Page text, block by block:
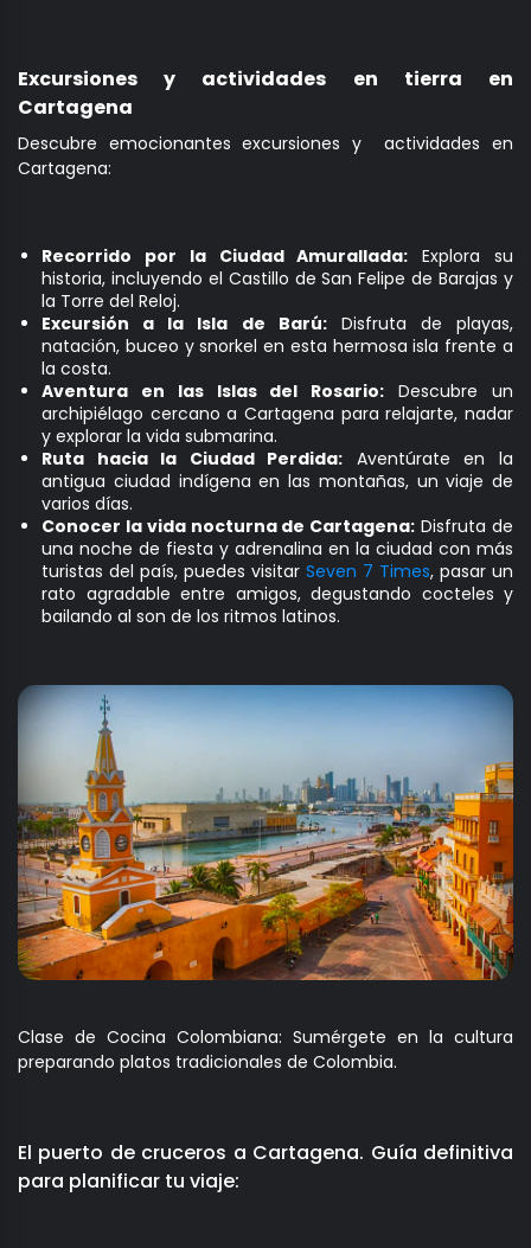
Excursiones y actividades en tierra en
Cartagena
Descubre emocionantes excursiones y actividades en
Cartagena:
Recorrido por la Ciudad Amurallada: Explora su
historia, incluyendo el Castillo de San Felipe de Barajas y
la Torre del Reloj.
Excursión a la Isla de Barú:Disfruta de playas,
natación, buceo y snorkel en esta hermosa isla frente a
la costa.
Aventura en las Islas del Rosario: Descubre un
archipiélago cercano a Cartagena para relajarte, nadar
y explorar la vida submarina.
Ruta hacia la Ciudad Perdida: Aventúrate en la
antigua ciudad indígena en las montañas, un viaje de
varios días.
Conocer la vida nocturna de Cartagena: Disfruta de
una noche de fiesta y adrenalina en la ciudad con más
turistas del país, puedes visitar Seven 7 Times, pasar un
rato agradable entre amigos, degustando cocteles y
bailando al son de los ritmos latinos.
Clase de Cocina Colombiana: Sumérgete en la cultura
preparando platos tradicionales de Colombia.
El puerto de cruceros a Cartagena. Guía definitiva
para planificar tu viaje: